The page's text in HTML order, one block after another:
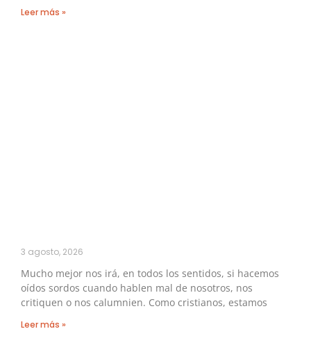
Leer más »
3 agosto, 2026
Mucho mejor nos irá, en todos los sentidos, si hacemos
oídos sordos cuando hablen mal de nosotros, nos
critiquen o nos calumnien. Como cristianos, estamos
Leer más »